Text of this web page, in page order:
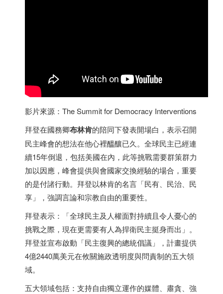
影片來源：The Summit for Democracy Interventions
拜登在國務卿布林肯的陪同下發表開場白，表示召開
民主峰會的想法在他心裡醞釀已久。全球民主已經連
續15年倒退，包括美國在內，此等挑戰需要群策群力
加以因應，峰會提供與會國家交換經驗的場合，重要
的是付諸行動。拜登以林肯的名言「民有、民治、民
享」，強調言論和宗教自由的重要性。
拜登表示：「全球民主及人權面對持續且令人憂心的
挑戰之際，現在更需要有人為捍衛民主挺身而出」。
拜登並宣布啟動「民主復興的總統倡議」，計畫提供
4億2440萬美元在攸關施政透明度與問責制的五大領
域。
五大領域包括：支持自由獨立運作的媒體、肅貪、強